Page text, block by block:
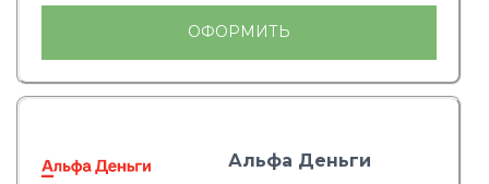
ОФОРМИТЬ
Альфа Деньги